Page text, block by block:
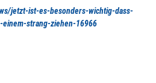
jetzt-ist-es-besonders-wichtig-dass-
strang-ziehen-16966